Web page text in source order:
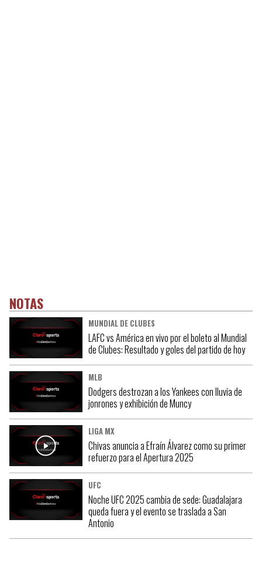
NOTAS
MUNDIAL DE CLUBES
LAFC vs América en vivo por el boleto al Mundial
de Clubes: Resultado y goles del partido de hoy
MLB
Dodgers destrozan a los Yankees con lluvia de
jonrones y exhibición de Muncy
LIGA MX
Chivas anuncia a Efraín Álvarez como su primer
refuerzo para el Apertura 2025
UFC
Noche UFC 2025 cambia de sede: Guadalajara
queda fuera y el evento se traslada a San
Antonio